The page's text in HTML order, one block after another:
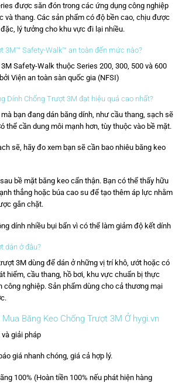
được săn đón trong các ứng dụng công nghiệp
và thang. Các sản phẩm có độ bền cao, chịu được
lý tưởng cho khu vực đi lại nhiều.
3M™ Safety-Walk™ an toàn đến mức nào?
Safety-Walk thuộc Series 200, 300, 500 và 600
Viện an toàn sàn quốc gia (NFSI)
Dính Chống Trượt 3M đạt hiệu quả cao nhất?
bạn đang dán băng dính, như cầu thang, sạch sẽ
thể cần dung môi mạnh hơn, tùy thuộc vào bề mặt.
sẽ, hãy đo xem bạn sẽ cần bao nhiêu băng keo
bề mặt băng keo cẩn thận. Bạn có thể thấy hữu
thẳng hoặc búa cao su để tạo thêm áp lực nhằm
gắn chặt.
dính nhiều bụi bẩn vì có thể làm giảm độ kết dính
dán ở đâu?
3M dùng để dán ở những vị trí khô, ướt hoặc có
hiểm, cầu thang, hồ bơi, khu vực chuẩn bị thực
công nghiệp. Sản phẩm dùng cho cả thương mại
Băng Keo Chống Trượt 3M Ở hygi.vn
giải pháp
giá nhanh chóng, giá cả hợp lý.
100% (Hoàn tiền 100% nếu phát hiện hàng